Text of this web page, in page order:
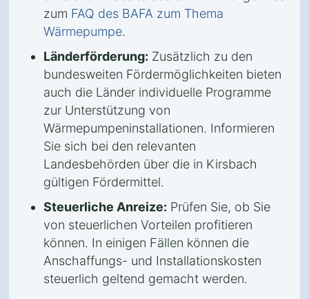
zum FAQ des BAFA zum Thema
Wärmepumpe.
Länderförderung: Zusätzlich zu den
bundesweiten Fördermöglichkeiten bieten
auch die Länder individuelle Programme
zur Unterstützung von
Wärmepumpeninstallationen. Informieren
Sie sich bei den relevanten
Landesbehörden über die in Kirsbach
gültigen Fördermittel.
Steuerliche Anreize: Prüfen Sie, ob Sie
von steuerlichen Vorteilen profitieren
können. In einigen Fällen können die
Anschaffungs- und Installationskosten
steuerlich geltend gemacht werden.